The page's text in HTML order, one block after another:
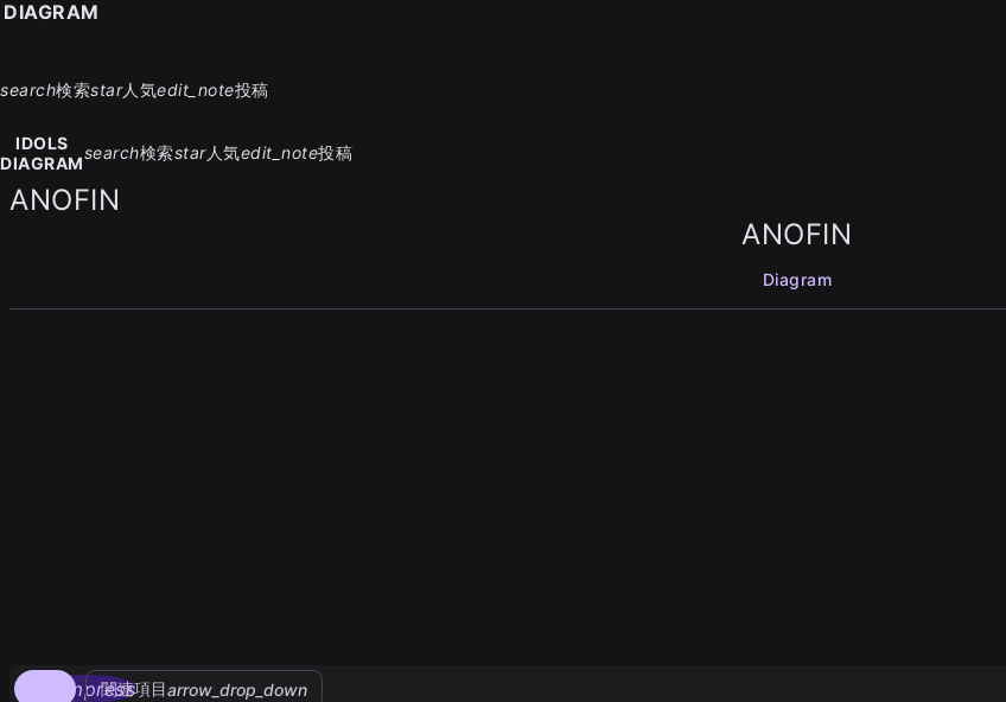
search検索star人気edit_note投稿
IDOLS
DIAGRAM
search検索star人気edit_note投稿
ANOFIN
ANOFIN
Diagram
compress
関連項目arrow_drop_down